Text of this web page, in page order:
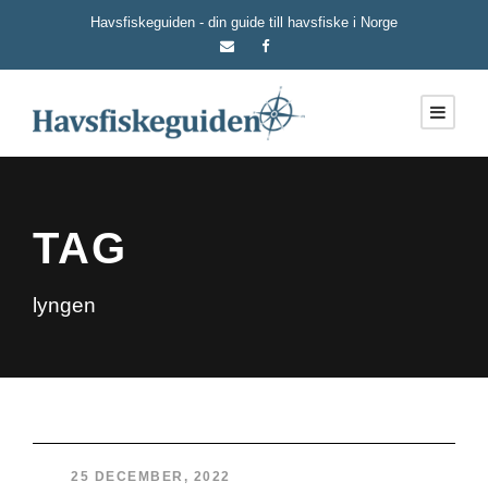
Havsfiskeguiden - din guide till havsfiske i Norge
TAG
lyngen
25 DECEMBER, 2022